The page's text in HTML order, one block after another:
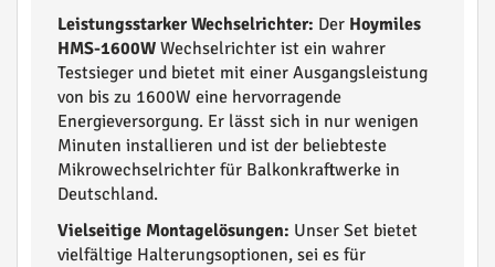
Leistungsstarker Wechselrichter: Der Hoymiles
HMS-1600W Wechselrichter ist ein wahrer
Testsieger und bietet mit einer Ausgangsleistung
von bis zu 1600W eine hervorragende
Energieversorgung. Er lässt sich in nur wenigen
Minuten installieren und ist der beliebteste
Mikrowechselrichter für Balkonkraftwerke in
Deutschland.
Vielseitige Montagelösungen: Unser Set bietet
vielfältige Halterungsoptionen, sei es für